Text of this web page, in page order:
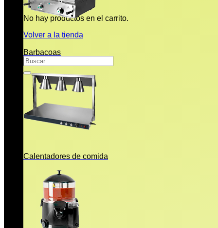
No hay productos en el carrito.
Volver a la tienda
Buscar
por:
Barbacoas
Calentadores de comida